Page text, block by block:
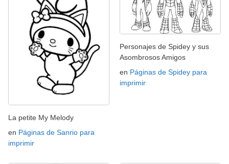
La petite My Melody
en Páginas de Sanrio para
imprimir
Personajes de Spidey y sus
Asombrosos Amigos
en Páginas de Spidey para
imprimir